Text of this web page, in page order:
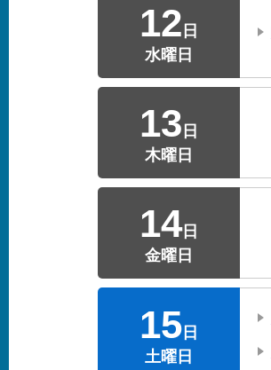
12 日
水曜日
13 日
木曜日
14日
金曜日
15 日
土曜日